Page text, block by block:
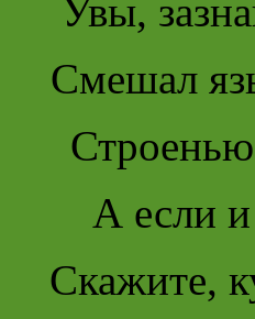
Увы,
Смешал
А если
Скажите,